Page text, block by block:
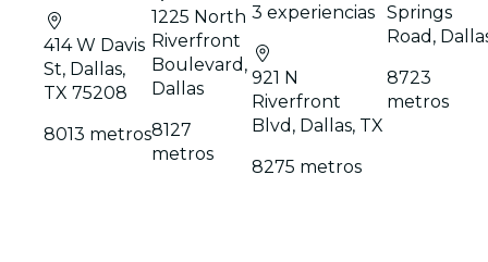
414 W Davis
St, Dallas,
TX 75208
8013 metros
1225 North
Riverfront
Boulevard,
Dallas
8127
metros
3 experiencias
921 N
Riverfront
Blvd, Dallas, TX
8275 metros
Springs
Road,
8723
metros